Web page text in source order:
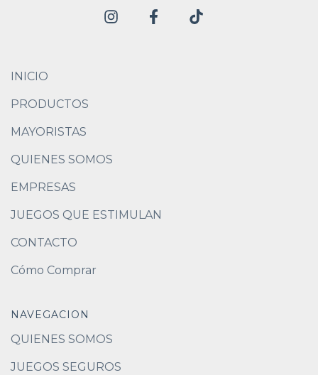
INICIO
PRODUCTOS
MAYORISTAS
QUIENES SOMOS
EMPRESAS
JUEGOS QUE ESTIMULAN
CONTACTO
Cómo Comprar
NAVEGACION
QUIENES SOMOS
JUEGOS SEGUROS